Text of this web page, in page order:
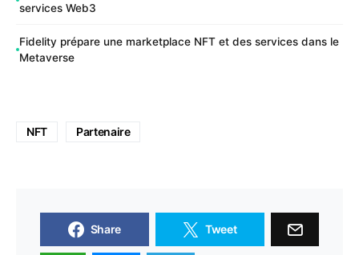
services Web3
Fidelity prépare une marketplace NFT et des services dans le
Metaverse
NFT Partenaire
Share Tweet